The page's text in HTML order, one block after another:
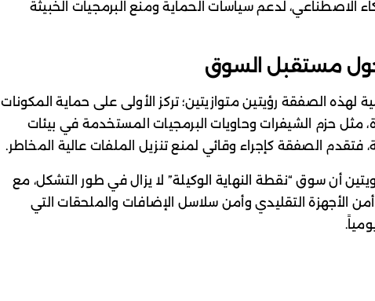
الاصطناعي، لدعم سياسات الحماية ومنع البرمجيات الخبيثة
حول مستقبل السوق
لهذه الصفقة رؤيتين متوازيتين؛ تركز الأولى على حماية المكونات
مثل حزم الشيفرات وحاويات البرمجيات المستخدمة في بيئات
فتقدم الصفقة كإجراء وقائي لمنع تنزيل الملفات عالية المخاطر.
أن سوق “نقطة النهاية الوكيلة” لا يزال في طور التشكل، مع
الأجهزة التقليدي وأمن سلاسل الإضافات والملحقات التي